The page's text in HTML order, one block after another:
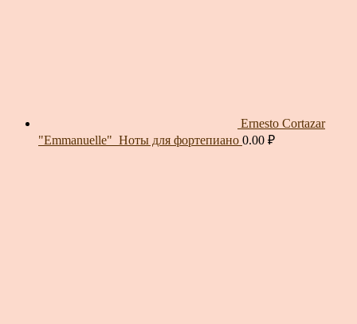
Ernesto Cortazar
"Emmanuelle"_Ноты для фортепиано 0.00 ₽